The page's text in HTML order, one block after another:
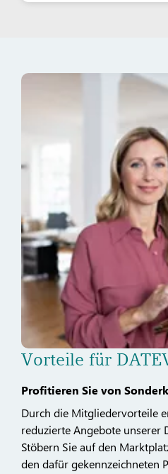
Vorteile für
Profitieren Sie von
Durch die Mitgliedervorteile
reduzierte Angebote unserer
Stöbern Sie auf den
den dafür gekennzeichneten